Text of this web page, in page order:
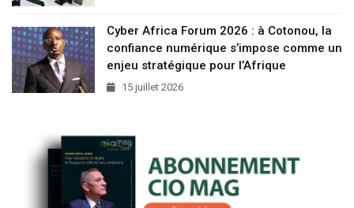
Cyber Africa Forum 2026 : à Cotonou, la
confiance numérique s’impose comme un
enjeu stratégique pour l’Afrique
15 juillet 2026